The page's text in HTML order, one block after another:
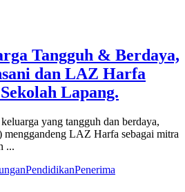
Tangguh & Berdaya,
dan LAZ Harfa
Lapang.
yang tangguh dan berdaya,
LAZ Harfa sebagai mitra
...
PendidikanPenerima